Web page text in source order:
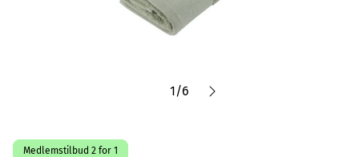
1/6
Medlemstilbud 2 for 1